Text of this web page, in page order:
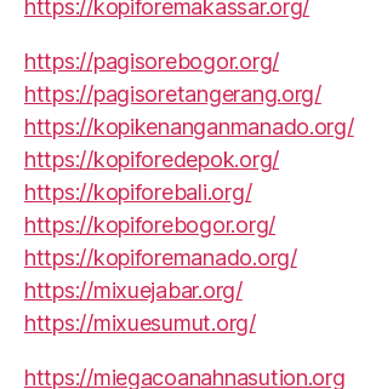
https://kopiforemakassar.org/
https://pagisorebogor.org/
https://pagisoretangerang.org/
https://kopikenanganmanado.org/
https://kopiforedepok.org/
https://kopiforebali.org/
https://kopiforebogor.org/
https://kopiforemanado.org/
https://mixuejabar.org/
https://mixuesumut.org/
https://miegacoanahnasution.org